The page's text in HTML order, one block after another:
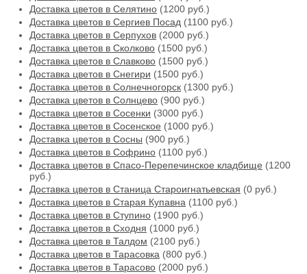
Доставка цветов в Селятино (1200 руб.)
Доставка цветов в Сергиев Посад (1100 руб.)
Доставка цветов в Серпухов (2000 руб.)
Доставка цветов в Сколково (1500 руб.)
Доставка цветов в Славково (1500 руб.)
Доставка цветов в Снегири (1500 руб.)
Доставка цветов в Солнечногорск (1300 руб.)
Доставка цветов в Солнцево (900 руб.)
Доставка цветов в Сосенки (3000 руб.)
Доставка цветов в Сосенское (1000 руб.)
Доставка цветов в Сосны (900 руб.)
Доставка цветов в Софрино (1100 руб.)
Доставка цветов в Спасо-Перепечинское кладбище (1200
руб.)
Доставка цветов в Станица Староигнатьевская (0 руб.)
Доставка цветов в Старая Купавна (1100 руб.)
Доставка цветов в Ступино (1900 руб.)
Доставка цветов в Сходня (1000 руб.)
Доставка цветов в Талдом (2100 руб.)
Доставка цветов в Тарасовка (800 руб.)
Доставка цветов в Тарасово (2000 руб.)